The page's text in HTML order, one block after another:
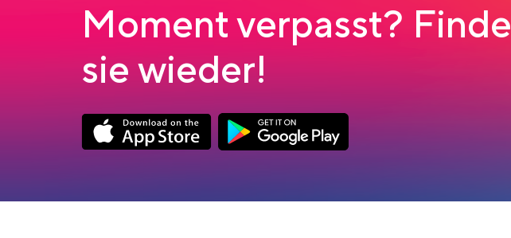
Moment verpasst? Finde
sie wieder!